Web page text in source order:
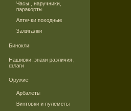
Часы , наручники,
паракорты
Аптечки походные
Зажигалки
Бинокли
Нашивки, знаки различия,
флаги
Оружие
Арбалеты
Винтовки и пулеметы